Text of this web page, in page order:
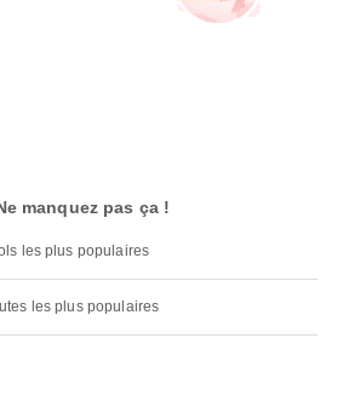
manquez pas ça !
les plus populaires
les plus populaires